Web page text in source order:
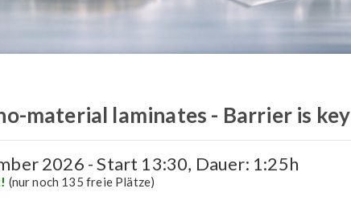
material laminates - Barrier is key
2026 - Start 13:30, Dauer: 1:25h
(nur noch 135 freie Plätze)